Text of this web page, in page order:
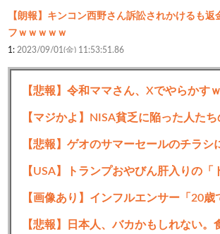
【朗報】キンコン西野さん訴訟されかけるも返
フｗｗｗｗｗ
1: 2023/09/01(金) 11:53:51.86
金融「ブラックです」
食品「ブラックです」
マスコミ「ブラックです」
医療「ブラックです」
公務員「実はブラックです」
どうすんのこれ
【悲報】令和ママさん、Xでやらかす